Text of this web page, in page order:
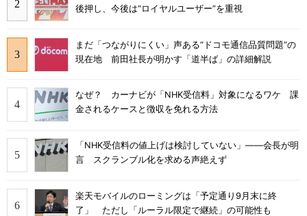
後押し、今後は“ロイヤルユーザー”を重視
まだ「つながりにくい」声ある“ドコモ通信品質問題”の
現在地 前田社長が明かす「道半ば」の詳細解説
なぜ？ カーナビが「NHK受信料」対象になるワケ 課
金されるケースと徴収を免れる方法
「NHK受信料の値上げは検討していない」――会長が明
言 スクランブル化を求める声絶えず
楽天モバイルのローミングは「予定通り9月末に終
了」 ただし「ルーラル限定で継続」の可能性も